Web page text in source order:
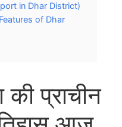
in Dhar District)
Features of Dhar
की प्राचीन